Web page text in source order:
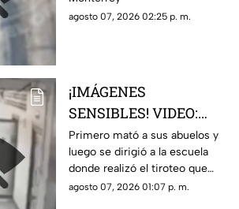
tráiler luego de ser
empujado sin motivo
agosto 07, 2026 02:25 p. m.
¡IMÁGENES
SENSIBLES! VIDEO:
Momento exacto en que
un adolescente de 14
años realiza un tiroteo
masivo en su escuela;
Primero mató a sus abuelos y
luego se dirigió a la escuela
donde realizó el tiroteo que
dejó cinco maestros sin vida y
agosto 07, 2026 01:07 p. m.